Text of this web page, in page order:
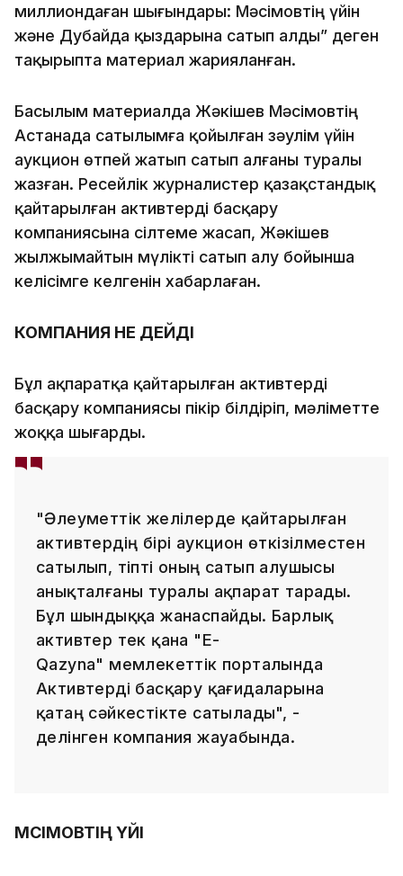
миллиондаған шығындары: Мәсімовтің үйін
және Дубайда қыздарына сатып алды” деген
тақырыпта материал жарияланған.
Басылым материалда Жәкішев Мәсімовтің
Астанада сатылымға қойылған зәулім үйін
аукцион өтпей жатып сатып алғаны туралы
жазған. Ресейлік журналистер қазақстандық
қайтарылған активтерді басқару
компаниясына сілтеме жасап, Жәкішев
жылжымайтын мүлікті сатып алу бойынша
келісімге келгенін хабарлаған.
КОМПАНИЯ НЕ ДЕЙДІ
Бұл ақпаратқа қайтарылған активтерді
басқару компаниясы пікір білдіріп, мәліметте
жоққа шығарды.
"Әлеуметтік желілерде қайтарылған
активтердің бірі аукцион өткізілместен
сатылып, тіпті оның сатып алушысы
анықталғаны туралы ақпарат тарады.
Бұл шындыққа жанаспайды. Барлық
активтер тек қана "E-
Qazyna" мемлекеттік порталында
Активтерді басқару қағидаларына
қатаң сәйкестікте сатылады", -
делінген компания жауабында.
МӘСІМОВТІҢ ҮЙІ